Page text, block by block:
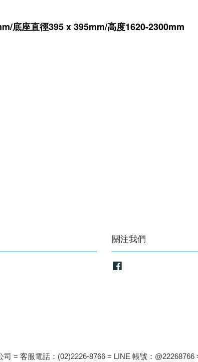
底座直徑395 x 395mm/高度1620-2300mm
關注我們
= 客服電話：(02)2226-8766 = LINE 帳號：